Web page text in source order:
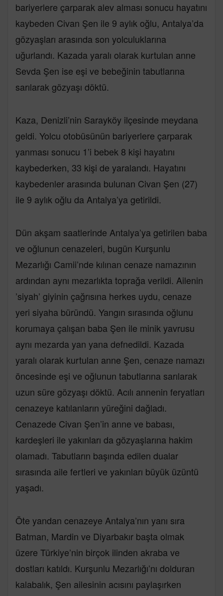
bariyerlere çarparak alev alması sonucu hayatını
kaybeden Civan Şen ile 9 aylık oğlu, Antalya’da
gözyaşları arasında son yolculuklarına
uğurlandı. Kazada yaralı olarak kurtulan anne
Sevda Şen ise eşi ve bebeğinin tabutlarına
sarılarak gözyaşı döktü.
Kaza, Denizli’nin Sarayköy ilçesinde meydana
geldi. Yolcu otobüsünün bariyerlere çarparak
yanması sonucu 1’i bebek 8 kişi hayatını
kaybederken, 33 kişi de yaralandı. Hayatını
kaybedenler arasında bulunan Civan Şen (27)
ile 9 aylık oğlu da Antalya’ya getirildi.
Dün akşam saatlerinde Antalya’ya getirilen baba
ve oğlunun cenazeleri, bugün Kurşunlu
Mezarlığı Camii’nde kılınan cenaze namazının
ardından aynı mezarlıkta toprağa verildi. Ailenin
’siyah’ giyinin çağrısına herkes uydu, cenaze
yeri siyaha büründü. Yangın sırasında oğlunu
korumaya çalışan baba Şen ile minik yavrusu
aynı mezarda yan yana defnedildi. Kazada
yaralı olarak kurtulan anne Şen, cenaze namazı
öncesinde eşi ve oğlunun tabutlarına sarılarak
uzun süre gözyaşı döktü. Acılı annenin feryatları
cenazeye katılanların yüreğini dağladı.
Cenazede Civan Şen’in anne ve babası,
kardeşleri ile yakınları da gözyaşlarına hakim
olamadı. Tabutların başında edilen dualar
sırasında aile fertleri ve yakınları büyük üzüntü
yaşadı.
Öte yandan cenazeye Antalya’nın yanı sıra
Batman, Mardin ve Diyarbakır başta olmak
üzere Türkiye’nin birçok ilinden akraba ve
dostları katıldı. Kurşunlu Mezarlığı’nı dolduran
kalabalık, Şen ailesinin acısını paylaşırken